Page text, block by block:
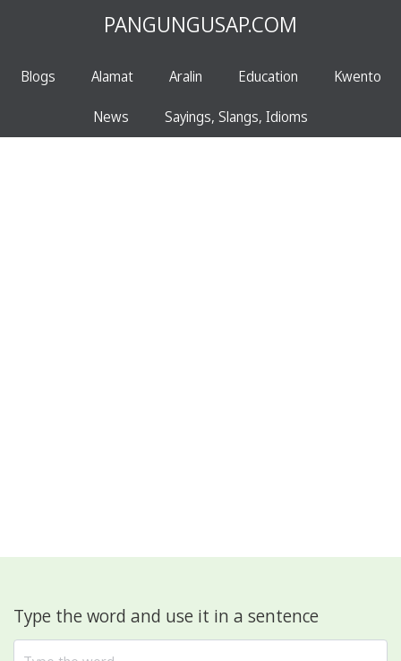
PANGUNGUSAP.COM
Blogs Alamat Aralin Education Kwento
News Sayings, Slangs, Idioms
Type the word and use it in a sentence